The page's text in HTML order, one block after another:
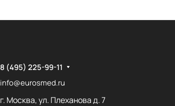
8 (495) 225-99-11
info@eurosmed.ru
г. Москва, ул. Плеханова д. 7